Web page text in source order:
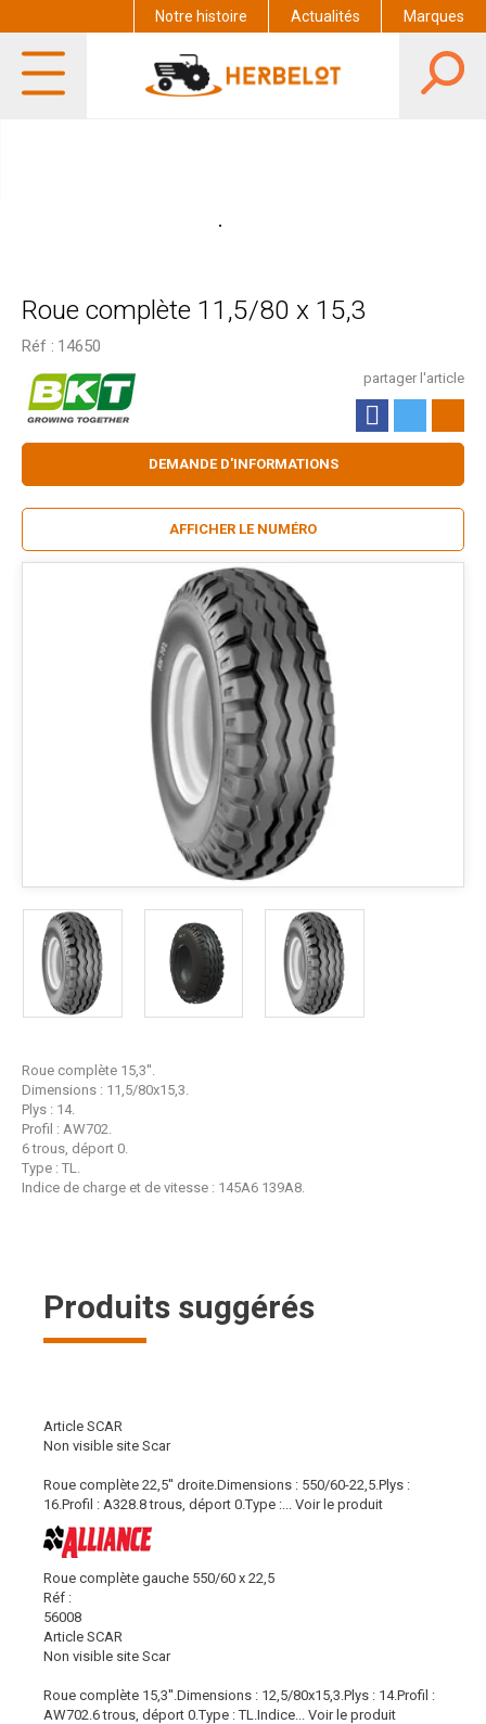
Notre histoire Actualités Marques
Roue complète 11,5/80 x 15,3
Réf : 14650
partager l'article
Roue complète 15,3''.
Dimensions : 11,5/80x15,3.
Plys : 14.
Profil : AW702.
6 trous, déport 0.
Type : TL.
Indice de charge et de vitesse : 145A6 139A8.
DEMANDE D'INFORMATIONS
AFFICHER LE NUMÉRO
Produits suggérés
Article SCAR
Non visible site Scar
Roue complète 22,5'' droite.Dimensions : 550/60-22,5.Plys :
16.Profil : A328.8 trous, déport 0.Type :...
Voir le produit
Roue complète gauche 550/60 x 22,5
Réf :
56008
Article SCAR
Non visible site Scar
Roue complète 15,3''.Dimensions : 12,5/80x15,3.Plys : 14.Profil :
AW702.6 trous, déport 0.Type : TL.Indice...
Voir le produit